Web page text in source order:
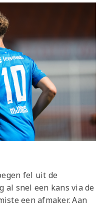
fel uit de
al snel een kans via de
een afmaker. Aan